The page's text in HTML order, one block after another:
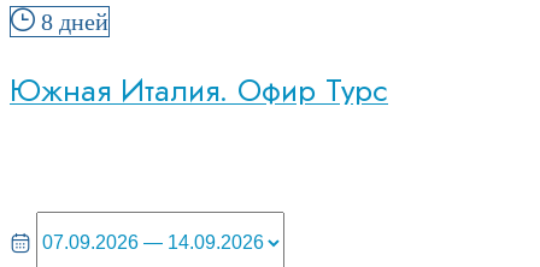
8 дней
Южная Италия. Офир Турс